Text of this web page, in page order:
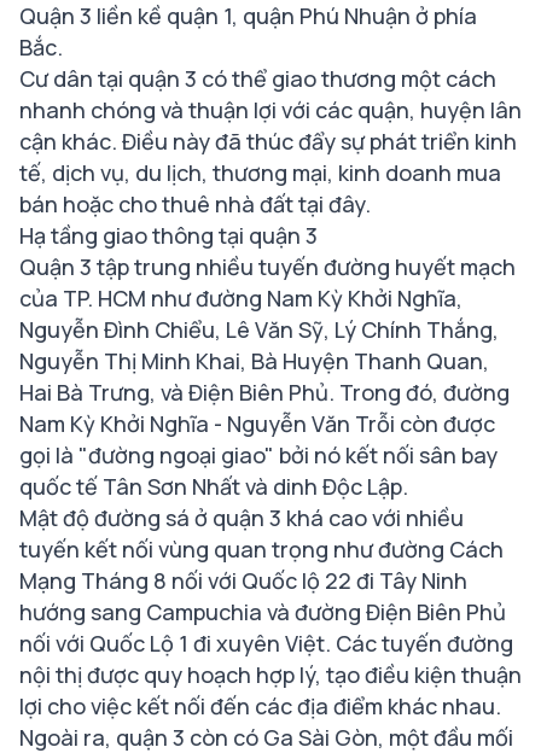
Quận 3 liền kề quận 1, quận Phú Nhuận ở phía
Bắc.
Cư dân tại quận 3 có thể giao thương một cách
nhanh chóng và thuận lợi với các quận, huyện lân
cận khác. Điều này đã thúc đẩy sự phát triển kinh
tế, dịch vụ, du lịch, thương mại, kinh doanh mua
bán hoặc cho thuê nhà đất tại đây.
Hạ tầng giao thông tại quận 3
Quận 3 tập trung nhiều tuyến đường huyết mạch
của TP. HCM như đường Nam Kỳ Khởi Nghĩa,
Nguyễn Đình Chiểu, Lê Văn Sỹ, Lý Chính Thắng,
Nguyễn Thị Minh Khai, Bà Huyện Thanh Quan,
Hai Bà Trưng, và Điện Biên Phủ. Trong đó, đường
Nam Kỳ Khởi Nghĩa - Nguyễn Văn Trỗi còn được
gọi là "đường ngoại giao" bởi nó kết nối sân bay
quốc tế Tân Sơn Nhất và dinh Độc Lập.
Mật độ đường sá ở quận 3 khá cao với nhiều
tuyến kết nối vùng quan trọng như đường Cách
Mạng Tháng 8 nối với Quốc lộ 22 đi Tây Ninh
hướng sang Campuchia và đường Điện Biên Phủ
nối với Quốc Lộ 1 đi xuyên Việt. Các tuyến đường
nội thị được quy hoạch hợp lý, tạo điều kiện thuận
lợi cho việc kết nối đến các địa điểm khác nhau.
Ngoài ra, quận 3 còn có Ga Sài Gòn, một đầu mối